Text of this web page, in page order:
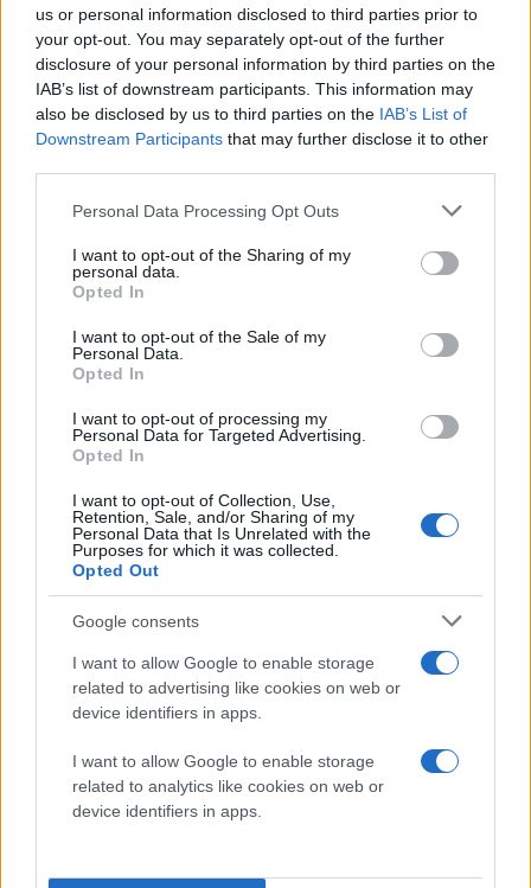
us or personal information disclosed to third parties prior to
your opt-out. You may separately opt-out of the further
disclosure of your personal information by third parties on the
IAB’s list of downstream participants. This information may
also be disclosed by us to third parties on the IAB’s List of
Downstream Participants that may further disclose it to other
Please note that this website/app uses one or more Google
not limited to your visit or usage behaviour. You may click to
grant or deny consent to Google and its third-party tags to
use your data for below specified purposes in below Google
consent section.
Personal Data Processing Opt Outs
I want to opt-out of the Sharing of my
personal data.
Opted In
I want to opt-out of the Sale of my
Personal Data.
Opted In
I want to opt-out of processing my
Personal Data for Targeted Advertising.
Opted In
I want to opt-out of Collection, Use,
Retention, Sale, and/or Sharing of my
Personal Data that Is Unrelated with the
Purposes for which it was collected.
Opted Out
Google consents
I want to allow Google to enable storage
related to advertising like cookies on web or
device identifiers in apps.
I want to allow Google to enable storage
related to analytics like cookies on web or
device identifiers in apps.
Mashable.